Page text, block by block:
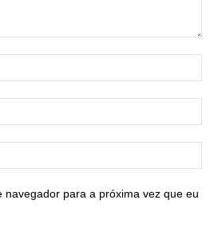
navegador para a próxima vez que eu